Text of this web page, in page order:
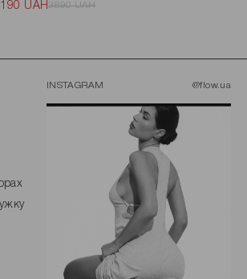
UAH3890 UAH
INSTAGRAM @flow.ua